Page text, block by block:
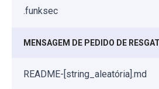
.funksec
MENSAGEM DE PEDIDO DE
README-[string_aleatória].md